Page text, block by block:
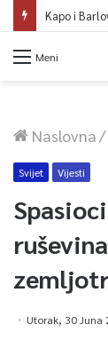
Meni
Naslovna/
Svijet Vijesti
Utorak, 30 Juna